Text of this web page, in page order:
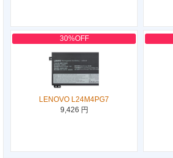
30%OFF
LENOVO L24M4PG7
9,426 円